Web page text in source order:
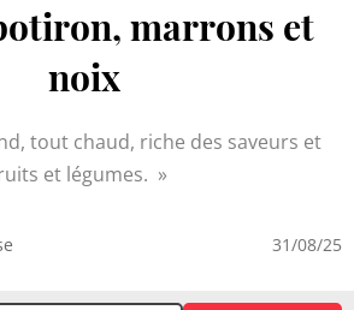
marrons et
noix
tout chaud, riche des saveurs et
et légumes.
31/08/25